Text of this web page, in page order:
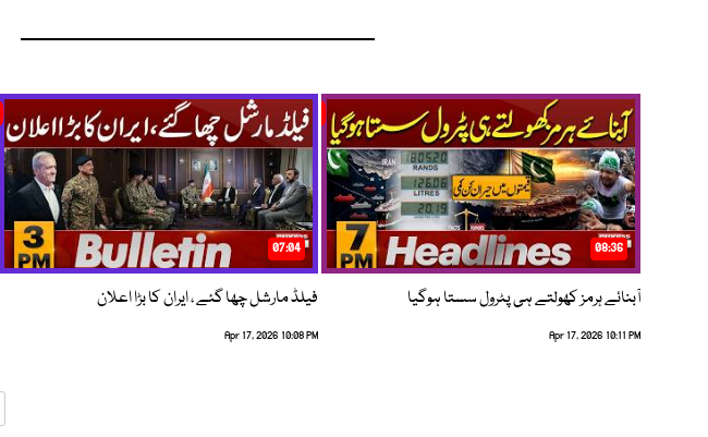
08:36
آبنائے ہرمز کھولتے ہی پٹرول سستا ہوگیا
Apr 17, 2026 10:11 PM
07:04
فیلڈ مارشل چھا گئے ، ایران کا بڑا اعلان
Apr 17, 2026 10:08 PM